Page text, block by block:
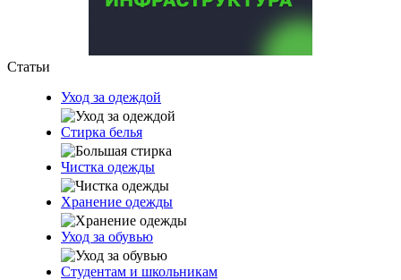
Статьи
Уход за одеждой
Стирка белья
Чистка одежды
Хранение одежды
Уход за обувью
Студентам и школьникам